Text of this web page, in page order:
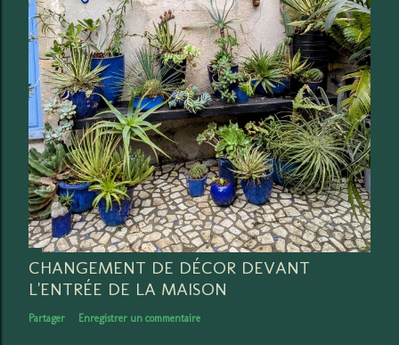
CHANGEMENT DE DÉCOR DEVANT
L'ENTRÉE DE LA MAISON
Partager Enregistrer un commentaire